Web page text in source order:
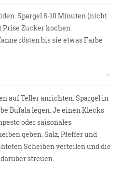
Spargel 8-10 Minuten (nicht
Zucker kochen.
rösten bis sie etwas Farbe
auf Teller anrichten. Spargel in
Bufala legen. Je einen Klecks
oder saisonales
geben. Salz, Pfeffer und
Scheiben verteilen und die
streuen.